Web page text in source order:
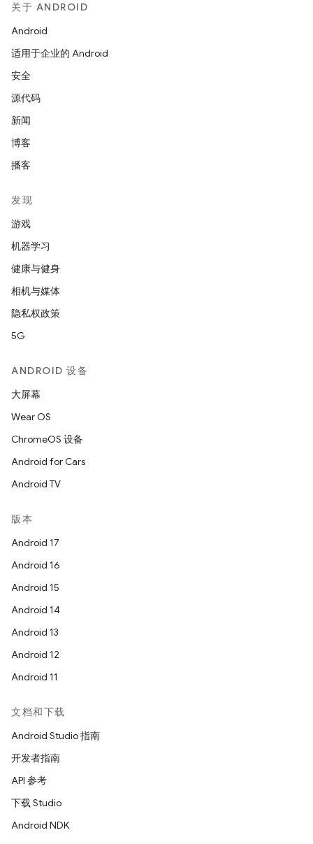
关于 ANDROID
Android
适用于企业的 Android
安全
源代码
新闻
博客
播客
发现
游戏
机器学习
健康与健身
相机与媒体
隐私权政策
5G
ANDROID 设备
大屏幕
Wear OS
ChromeOS 设备
Android for Cars
Android TV
版本
Android 17
Android 16
Android 15
Android 14
Android 13
Android 12
Android 11
文档和下载
Android Studio 指南
开发者指南
API 参考
下载 Studio
Android NDK